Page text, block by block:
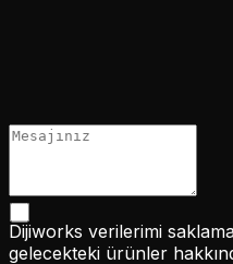
Dijiworks verilerimi
gelecekteki ürünler